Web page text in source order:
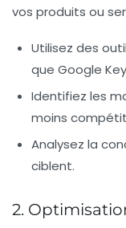
vos produits ou
Utilisez des
que Google
Identifiez les
moins
Analysez la
ciblent.
2.